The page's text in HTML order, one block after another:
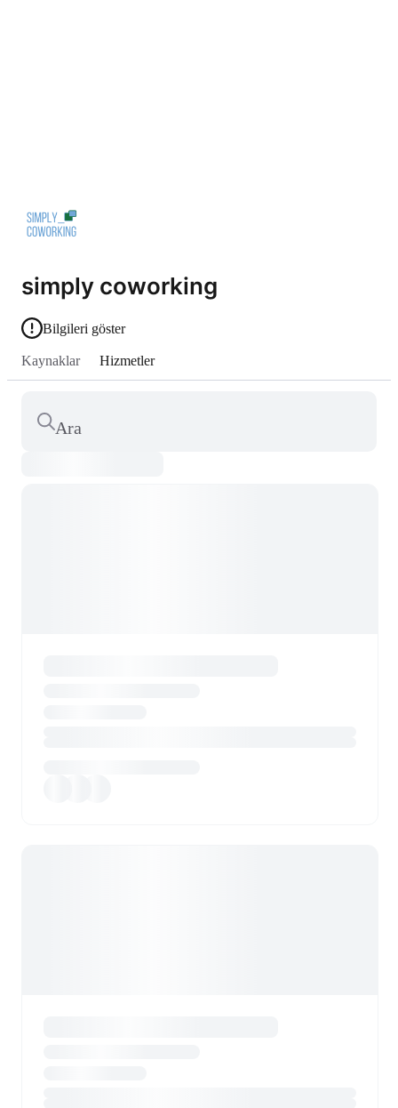
simply coworking
Bilgileri göster
Kaynaklar Hizmetler